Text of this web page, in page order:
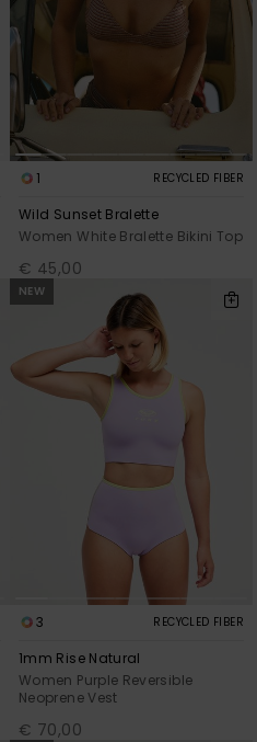
1 RECYCLED FIBER
Wild Sunset Bralette
Women White Bralette Bikini Top
€ 45,00
NEW
3 RECYCLED FIBER
1mm Rise Natural
Women Purple Reversible
Neoprene Vest
€ 70,00